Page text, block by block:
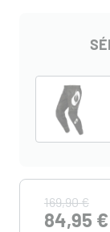
169,90 €
84,95 €